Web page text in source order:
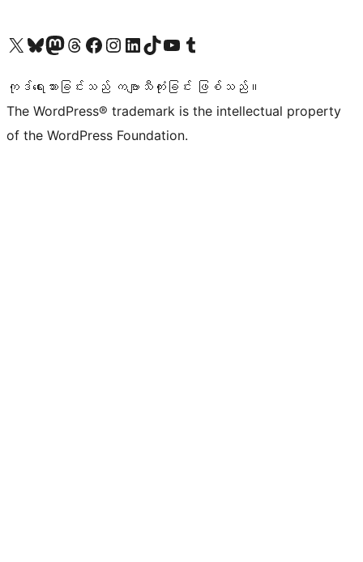
ကျွန်ုပ်တို့၏ X (ယခင် Twitter) အကောင့်သို့ သွားရောက်ကြည့်ရှုပါကျွန်ုပ်တို့၏ Bluesky အကောင့်သို့ ဝင်ရောက်ကြည့်ရှုရန်
ကျွန်ုပ်တို့၏ Mastodon အကောင့်သို့ သွားရောက်ကြည့်ရှုပါကျွန်ုပ်တို့၏ Threads အကောင့်သို့ ဝင်ရောက်ကြည့်ရှုရန်
ကျွန်ုပ်တို့၏ Facebook စာမျက်နှာသို့ သွားရောက်ကြည့်ရှုပါကျွန်ုပ်တို့၏ Instagram အကောင့်သို့ သွားရောက်ကြည့်ရှုပါ ကျွန်ုပ်တို့၏ LinkedIn အကောင့်သို့ သွားရောက်ကြည့်ရှုပါကျွန်ုပ်တို့၏ TikTok အကောင့်သို့ ဝင်ရောက်ကြည့်ရှုရန်
ကျွန်ုပ်တို့၏ YouTube ချန်နယ်သို့ သွားရောက်ကြည့်ရှုပါ ကျွန်ုပ်တို့၏ Tumblr အကောင့်သို့ ဝင်ရောက်ကြည့်ရှုရန်
ကုဒ်ရေးသားခြင်းသည် ကဗျာသီကုံးခြင်း ဖြစ်သည်။
The WordPress® trademark is the intellectual property
of the WordPress Foundation.